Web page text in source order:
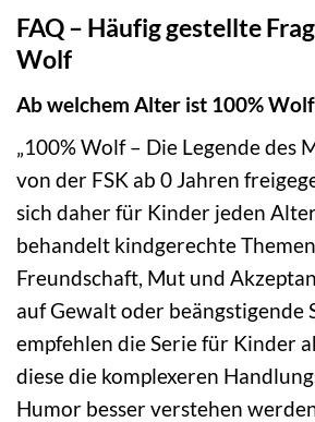
FAQ – Häufig gestellte
Wolf
Ab welchem Alter ist 100%
„100% Wolf – Die Legende des
von der FSK ab 0 Jahren
sich daher für Kinder jeden
behandelt kindgerechte
Freundschaft, Mut und
auf Gewalt oder beängstigende
empfehlen die Serie für Kinder
diese die komplexeren
Humor besser verstehen